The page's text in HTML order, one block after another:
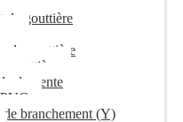
de gouttière
de gouttière
gouttière
descente
de branchement (Y)